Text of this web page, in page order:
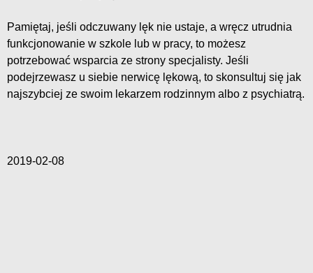
Pamiętaj, jeśli odczuwany lęk nie ustaje, a wręcz utrudnia
funkcjonowanie w szkole lub w pracy, to możesz
potrzebować wsparcia ze strony specjalisty. Jeśli
podejrzewasz u siebie nerwicę lękową, to skonsultuj się jak
najszybciej ze swoim lekarzem rodzinnym albo z psychiatrą.
2019-02-08